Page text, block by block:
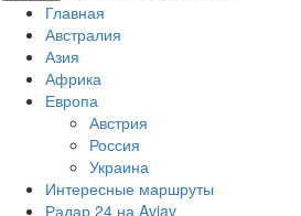
Главная
Австралия
Азия
Африка
Европа
Австрия
Россия
Украина
Интересные маршруты
Радар 24 на Aviav